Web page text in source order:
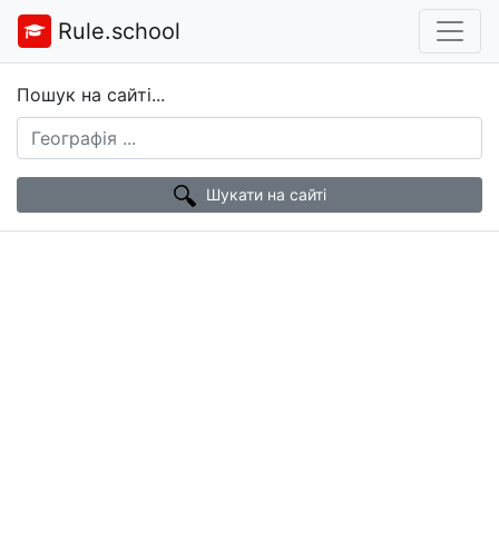
Rule.school
Пошук на сайті...
Шукати на сайті